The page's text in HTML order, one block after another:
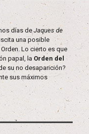
días de Jaques de
una posible
Lo cierto es que
papal, la Orden del
su no desaparición?
sus máximos